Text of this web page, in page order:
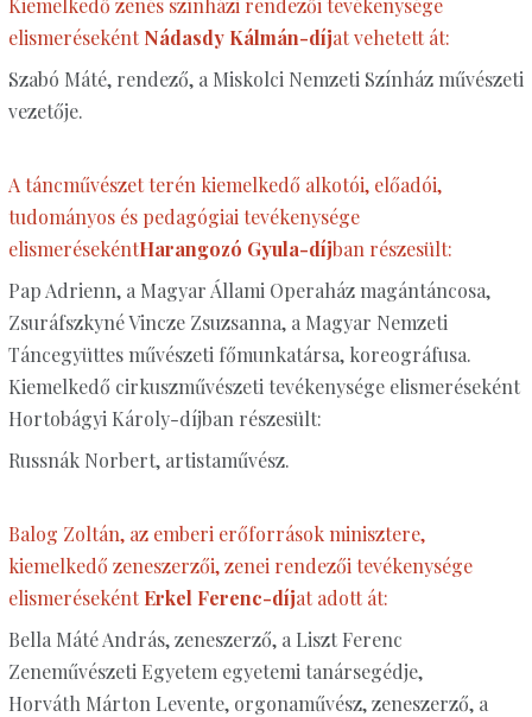
Kiemelkedő zenés színházi rendezői tevékenysége
elismerésekéntNádasdy Kálmán-díjat vehetett át:
Szabó Máté, rendező, a Miskolci Nemzeti Színház művészeti
vezetője.
A táncművészet terén kiemelkedő alkotói, előadói,
tudományos és pedagógiai tevékenysége
elismerésekéntHarangozó Gyula-díjban részesült:
Pap Adrienn, a Magyar Állami Operaház magántáncosa,
Zsuráfszkyné Vincze Zsuzsanna, a Magyar Nemzeti
Táncegyüttes művészeti főmunkatársa, koreográfusa.
Kiemelkedő cirkuszművészeti tevékenysége elismeréseként
Hortobágyi Károly-díjban részesült:
Russnák Norbert, artistaművész.
Balog Zoltán, az emberi erőforrások minisztere,
kiemelkedő zeneszerzői, zenei rendezői tevékenysége
elismerésekéntErkel Ferenc-díjat adott át:
Bella Máté András, zeneszerző, a Liszt Ferenc
Zeneművészeti Egyetem egyetemi tanársegédje,
Horváth Márton Levente, orgonaművész, zeneszerző, a